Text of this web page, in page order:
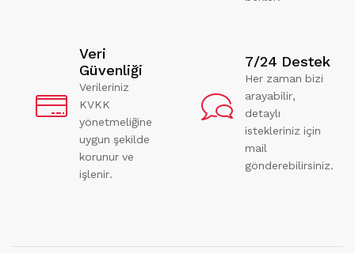
Veri
Güvenliği
Verileriniz
KVKK
yönetmeliğine
uygun şekilde
korunur ve
işlenir.
7/24 Destek
Her zaman bizi
arayabilir,
detaylı
istekleriniz için
mail
gönderebilirsiniz.